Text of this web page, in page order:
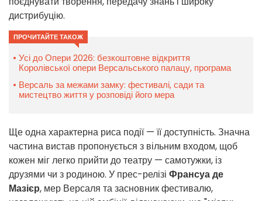
дистрибуцію.
ПРОЧИТАЙТЕ ТАКОЖ
Усі до Опери 2026: безкоштовне відкриття
Королівської опери Версальського палацу, програма
Версаль за межами замку: фестивалі, сади та
мистецтво життя у розповіді його мера
Ще одна характерна риса події — її доступність. Значна
частина вистав пропонується з вільним входом, щоб
кожен міг легко прийти до театру — самотужки, із
друзями чи з родиною. У прес-релізі Франсуа де
Мазієр, мер Версаля та засновник фестивалю,